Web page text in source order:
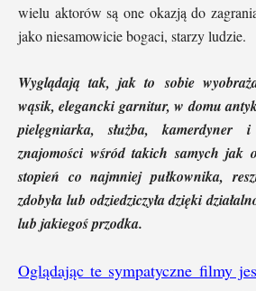
wielu aktorów są one okazją do
jako niesamowicie bogaci, starzy ludzie.
Wyglądają tak, jak to sobie
wąsik, elegancki garnitur, w domu
pielęgniarka, służba, kamerdyner
znajomości wśród takich samych jak
stopień co najmniej pułkownika,
zdobyła lub odziedziczyła dzięki
lub jakiegoś przodka.
Oglądając te sympatyczne filmy